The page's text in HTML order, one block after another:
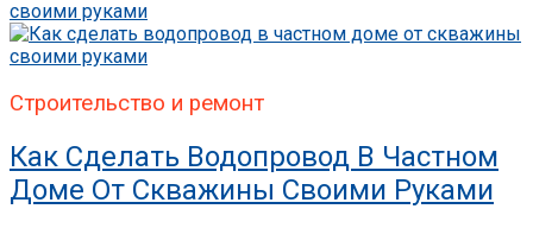
Строительство и ремонт
Как Сделать Водопровод В Частном
Доме От Скважины Своими Руками